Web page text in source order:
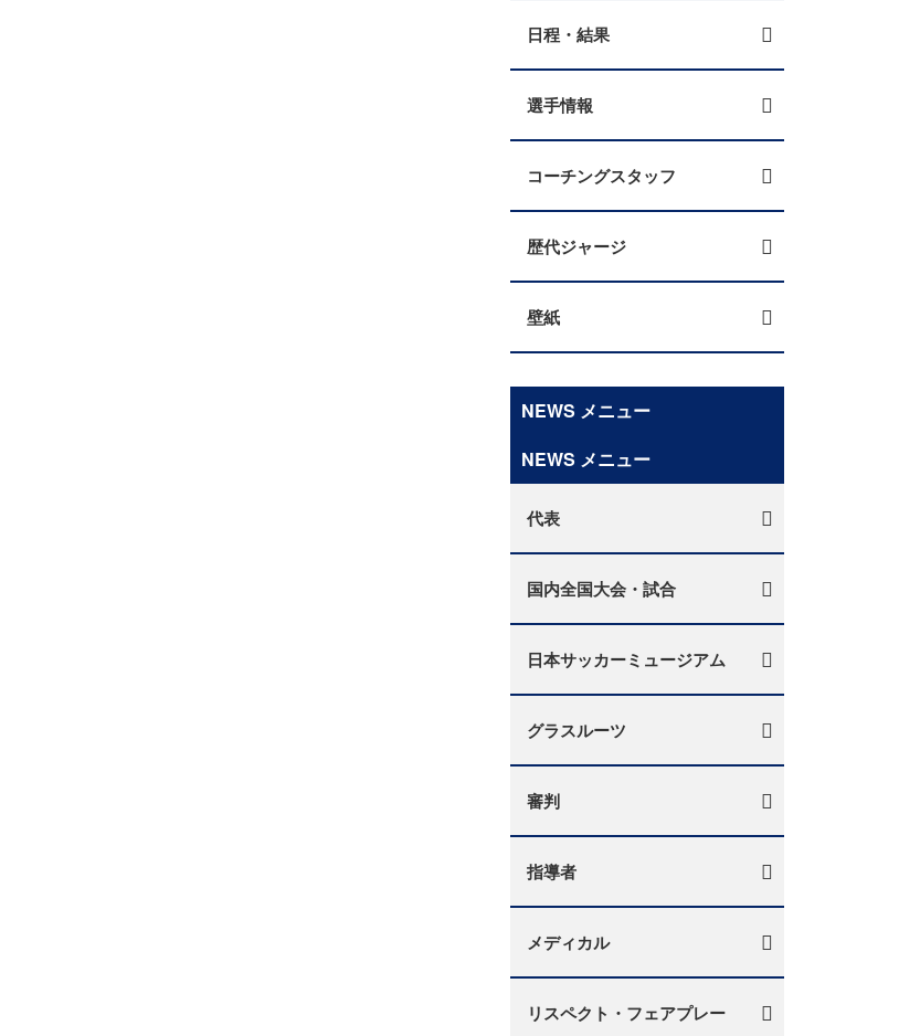
日程・結果
選手情報
コーチングスタッフ
歴代ジャージ
壁紙
NEWS メニュー
NEWS メニュー
代表
国内全国大会・試合
日本サッカーミュージアム
グラスルーツ
審判
指導者
メディカル
リスペクト・フェアプレー